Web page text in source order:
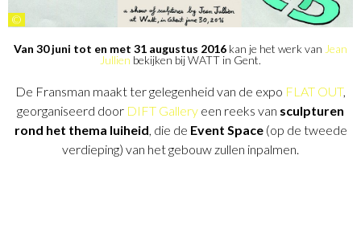
©
Van 30 juni tot en met 31 augustus 2016 kan je het werk van Jean
Jullien bekijken bij WATT in Gent.
De Fransman maakt ter gelegenheid van de expo FLAT OUT,
georganiseerd door DIFT Gallery een reeks van sculpturen
rond het thema luiheid , die de Event Space(op de tweede
verdieping) van het gebouw zullen inpalmen.